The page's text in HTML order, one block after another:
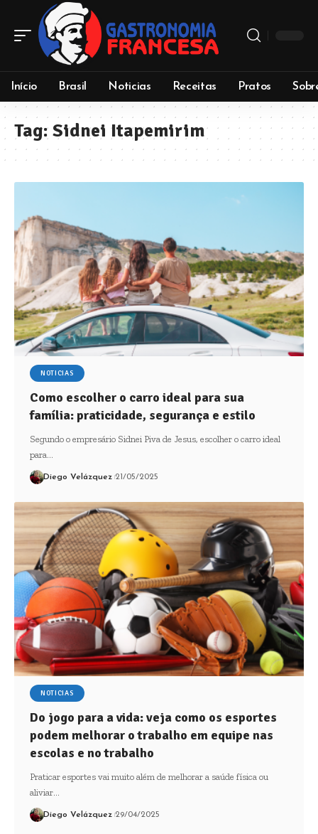
Início Brasil Noticias Receitas Pratos
Tag:Sidnei Itapemirim
NOTICIAS
Como escolher o carro ideal para sua
família: praticidade, segurança e estilo
Segundo o empresário Sidnei Piva de Jesus, escolher o carro ideal
para…
Diego Velázquez 21/05/2025
NOTICIAS
Do jogo para a vida: veja como os esportes
podem melhorar o trabalho em equipe nas
escolas e no trabalho
Praticar esportes vai muito além de melhorar a saúde física ou
aliviar…
Diego Velázquez 29/04/2025